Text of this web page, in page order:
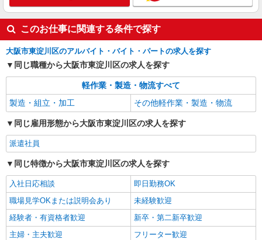
このお仕事に関連する条件で探す
大阪市東淀川区のアルバイト・バイト・パートの求人を探す
同じ職種から大阪市東淀川区の求人を探す
軽作業・製造・物流すべて
製造・組立・加工
その他軽作業・製造・物流
同じ雇用形態から大阪市東淀川区の求人を探す
派遣社員
同じ特徴から大阪市東淀川区の求人を探す
入社日応相談
即日勤務OK
職場見学OKまたは説明会あり
未経験歓迎
経験者・有資格者歓迎
新卒・第二新卒歓迎
主婦・主夫歓迎
フリーター歓迎